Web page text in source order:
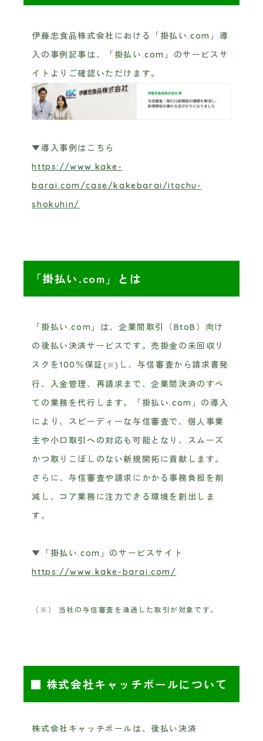
伊藤忠食品株式会社における「掛払い.com」導
入の事例記事は、「掛払い.com」のサービスサ
イトよりご確認いただけます。
▼導入事例はこちら
https://www.kake-
barai.com/case/kakebarai/itochu-
shokuhin/
「掛払い.com」とは
「掛払い.com」は、企業間取引（BtoB）向け
の後払い決済サービスです。売掛金の未回収リ
スクを100％保証 (※) し、与信審査から請求書発
行、入金管理、再請求まで、企業間決済のすべ
ての業務を代行します。「掛払い.com」の導入
により、スピーディーな与信審査で、個人事業
主や小口取引への対応も可能となり、スムーズ
かつ取りこぼしのない新規開拓に貢献します。
さらに、与信審査や請求にかかる事務負担を削
減し、コア業務に注力できる環境を創出しま
す。
▼「掛払い.com」のサービスサイト
https://www.kake-barai.com/
（※） 当社の与信審査を通過した取引が対象です。
■ 株式会社キャッチボールについて
株式会社キャッチボールは、後払い決済